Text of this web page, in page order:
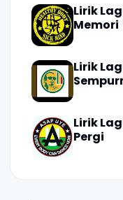
Lirik
Memori
Lirik
Lirik
Pergi